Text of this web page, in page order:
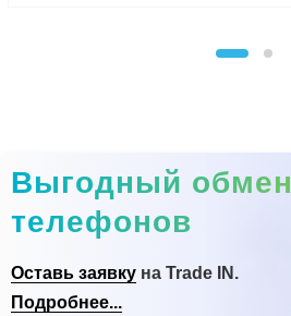
Выгодный обмен
телефонов
Оставь заявку на Trade IN.
Подробнее...